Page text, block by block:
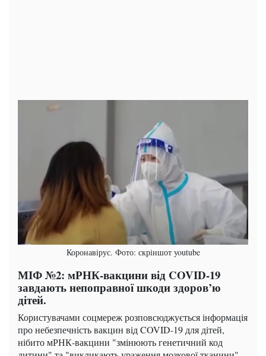
Коронавірус. Фото: скріншот youtube
МІФ №2: мРНК-вакцини від COVID-19
завдають непоправної шкоди здоров’ю
дітей.
Користувачами соцмереж розповсюджується інформація
про небезпечність вакцин від COVID-19 для дітей,
нібито мРНК-вакцини "змінюють генетичний код